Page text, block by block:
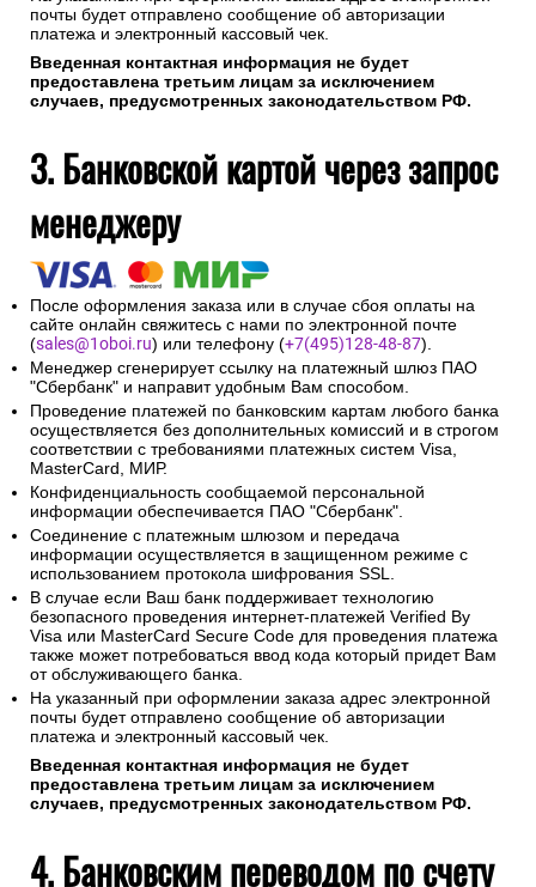
почты будет отправлено сообщение об авторизации
платежа и электронный кассовый чек.
Введенная контактная информация не будет
предоставлена третьим лицам за исключением
случаев, предусмотренных законодательством РФ.
3. Банковской картой через запрос
менеджеру
После оформления заказа или в случае сбоя оплаты на
сайте онлайн свяжитесь с нами по электронной почте
(sales@1oboi.ru) или телефону (+7(495)128-48-87).
Менеджер сгенерирует ссылку на платежный шлюз ПАО
"Сбербанк" и направит удобным Вам способом.
Проведение платежей по банковским картам любого банка
осуществляется без дополнительных комиссий и в строгом
соответствии с требованиями платежных систем Visa,
MasterCard, МИР.
Конфиденциальность сообщаемой персональной
информации обеспечивается ПАО "Сбербанк".
Соединение с платежным шлюзом и передача
информации осуществляется в защищенном режиме с
использованием протокола шифрования SSL.
В случае если Ваш банк поддерживает технологию
безопасного проведения интернет-платежей Verified By
Visa или MasterCard Secure Code для проведения платежа
также может потребоваться ввод кода который придет Вам
от обслуживающего банка.
На указанный при оформлении заказа адрес электронной
почты будет отправлено сообщение об авторизации
платежа и электронный кассовый чек.
Введенная контактная информация не будет
предоставлена третьим лицам за исключением
случаев, предусмотренных законодательством РФ.
4. Банковским переводом по счету